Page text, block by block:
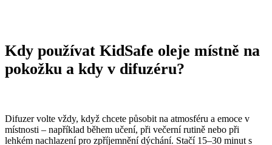
Kdy používat KidSafe oleje místně na
pokožku a kdy v difuzéru?
Difuzer volte vždy, když chcete působit na atmosféru a emoce v
místnosti – například během učení, při večerní rutině nebo při
lehkém nachlazení pro zpříjemnění dýchání. Stačí 15–30 minut s